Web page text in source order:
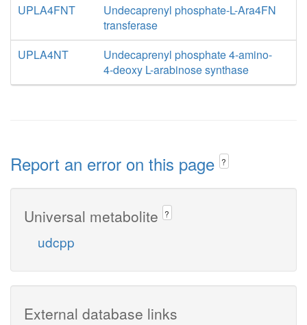
UPLA4FNT
Undecaprenyl phosphate-L-Ara4FN
transferase
UPLA4NT
Undecaprenyl phosphate 4-amino-
4-deoxy L-arabinose synthase
Report an error on this page ?
Universal metabolite ?
udcpp
External database links